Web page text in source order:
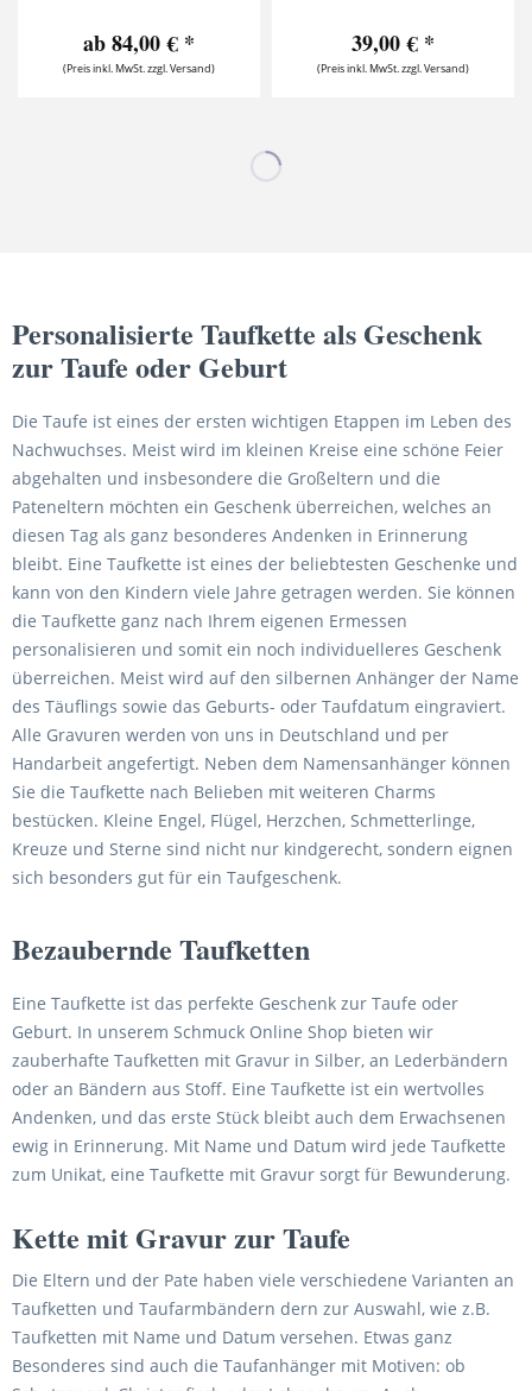
ab 84,00 € *
(Preis inkl. MwSt. zzgl. Versand)
39,00 € *
(Preis inkl. MwSt. zzgl. Versand)
Personalisierte Taufkette als Geschenk
zur Taufe oder Geburt
Die Taufe ist eines der ersten wichtigen Etappen im Leben des
Nachwuchses. Meist wird im kleinen Kreise eine schöne Feier
abgehalten und insbesondere die Großeltern und die
Pateneltern möchten ein Geschenk überreichen, welches an
diesen Tag als ganz besonderes Andenken in Erinnerung
bleibt. Eine Taufkette ist eines der beliebtesten Geschenke und
kann von den Kindern viele Jahre getragen werden. Sie können
die Taufkette ganz nach Ihrem eigenen Ermessen
personalisieren und somit ein noch individuelleres Geschenk
überreichen. Meist wird auf den silbernen Anhänger der Name
des Täuflings sowie das Geburts- oder Taufdatum eingraviert.
Alle Gravuren werden von uns in Deutschland und per
Handarbeit angefertigt. Neben dem Namensanhänger können
Sie die Taufkette nach Belieben mit weiteren Charms
bestücken. Kleine Engel, Flügel, Herzchen, Schmetterlinge,
Kreuze und Sterne sind nicht nur kindgerecht, sondern eignen
sich besonders gut für ein Taufgeschenk.
Bezaubernde Taufketten
Eine Taufkette ist das perfekte Geschenk zur Taufe oder
Geburt. In unserem Schmuck Online Shop bieten wir
zauberhafte Taufketten mit Gravur in Silber, an Lederbändern
oder an Bändern aus Stoff. Eine Taufkette ist ein wertvolles
Andenken, und das erste Stück bleibt auch dem Erwachsenen
ewig in Erinnerung. Mit Name und Datum wird jede Taufkette
zum Unikat, eine Taufkette mit Gravur sorgt für Bewunderung.
Kette mit Gravur zur Taufe
Die Eltern und der Pate haben viele verschiedene Varianten an
Taufketten und Taufarmbändern dern zur Auswahl, wie z.B.
Taufketten mit Name und Datum versehen. Etwas ganz
Besonderes sind auch die Taufanhänger mit Motiven: ob